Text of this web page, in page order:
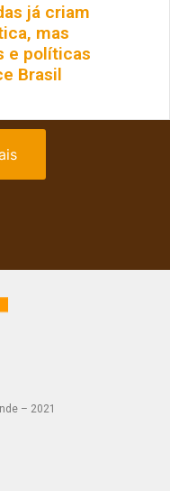
já criam
mas
e políticas
Brasil
– 2021